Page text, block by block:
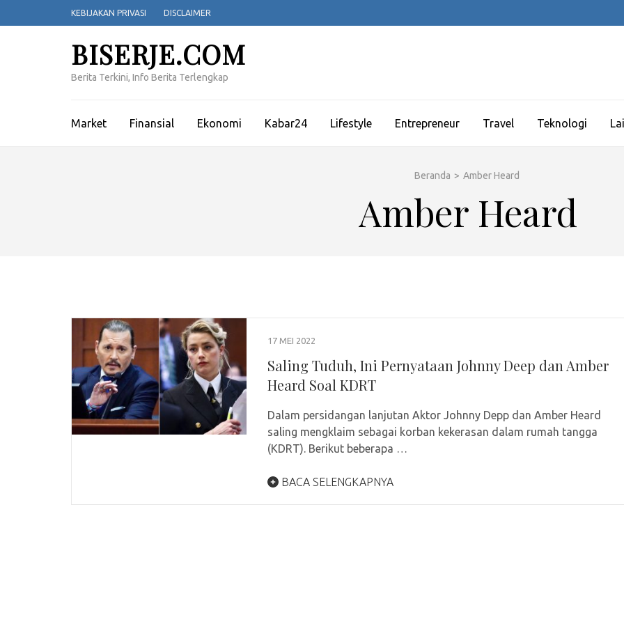
ke
KEBIJAKAN PRIVASI DISCLAIMER
BISERJE.COM
Berita Terkini, Info Berita Terlengkap
Market Finansial Ekonomi Kabar24 Lifestyle Entrepreneur Travel Teknologi
Beranda > Amber Heard
Amber Heard
17 MEI 2022
Saling Tuduh, Ini Pernyataan Johnny Deep dan Amber
Heard Soal KDRT
Dalam persidangan lanjutan Aktor Johnny Depp dan Amber Heard
saling mengklaim sebagai korban kekerasan dalam rumah tangga
(KDRT). Berikut beberapa …
BACA SELENGKAPNYA